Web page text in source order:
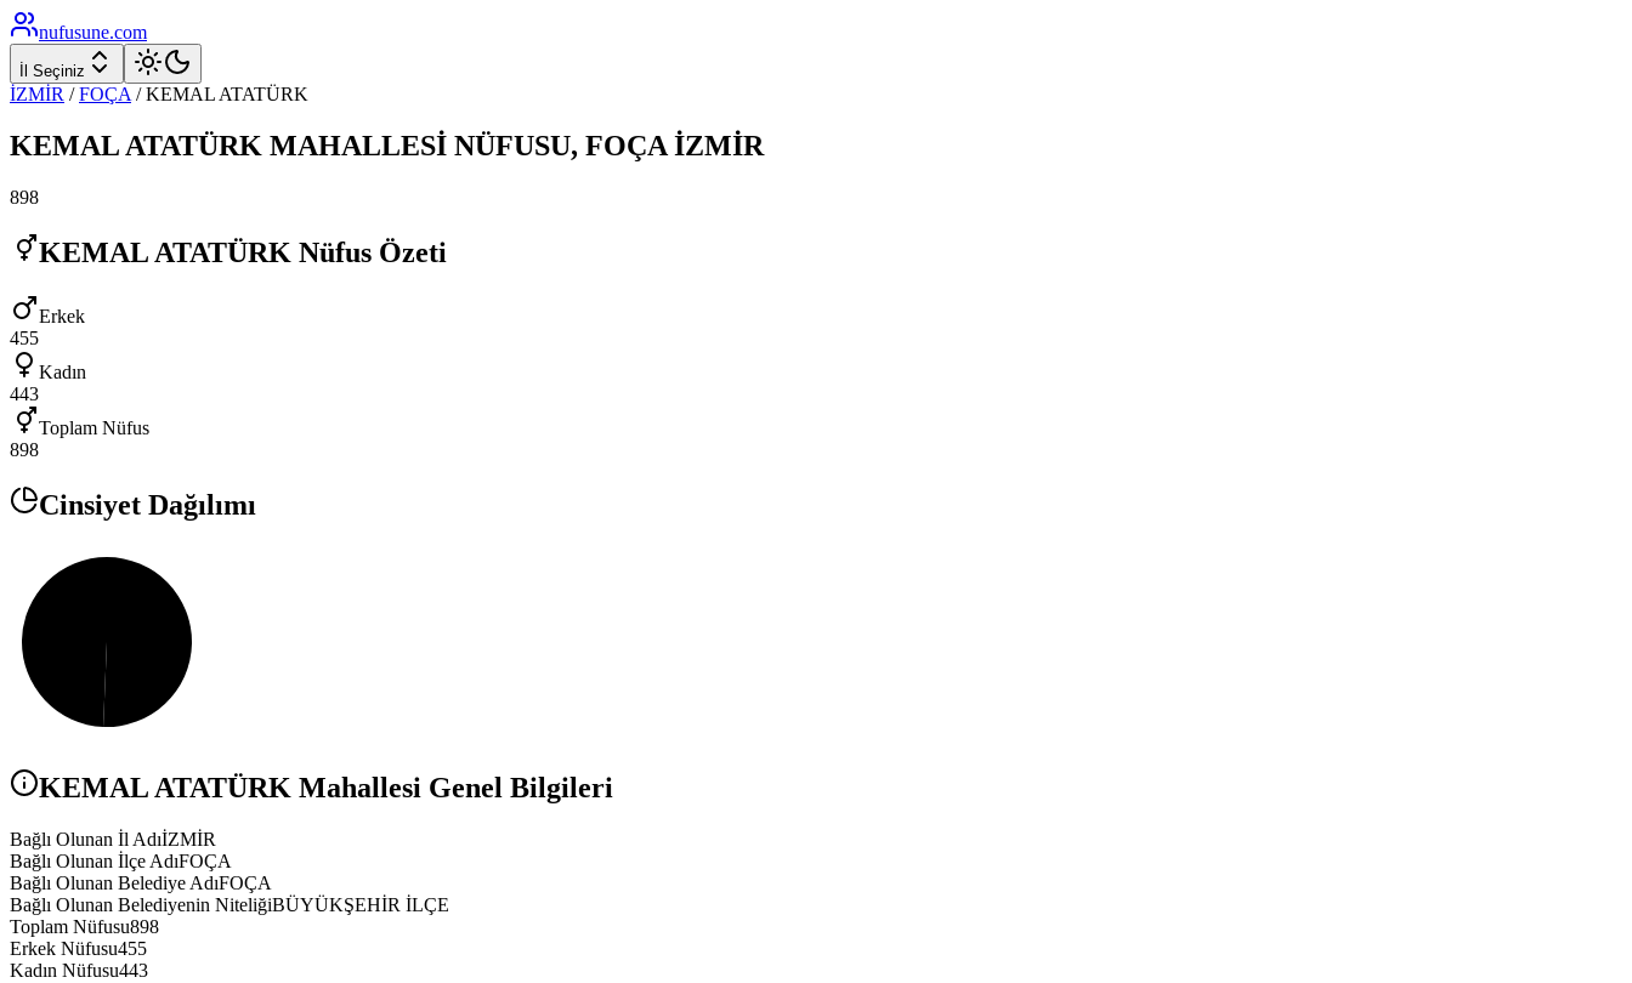
nufusune.com
İl Seçiniz
İZMİR / FOÇA /KEMAL ATATÜRK
KEMAL ATATÜRK MAHALLESİ NÜFUSU, FOÇA İZMİR
898
KEMAL ATATÜRK Nüfus Özeti
Erkek
455
Kadın
443
Toplam Nüfus
898
Cinsiyet Dağılımı
KEMAL ATATÜRK Mahallesi Genel Bilgileri
Bağlı Olunan İl AdıİZMİR
Bağlı Olunan İlçe AdıFOÇA
Bağlı Olunan Belediye AdıFOÇA
Bağlı Olunan Belediyenin NiteliğiBÜYÜKŞEHİR İLÇE
Toplam Nüfusu898
Erkek Nüfusu455
Kadın Nüfusu443